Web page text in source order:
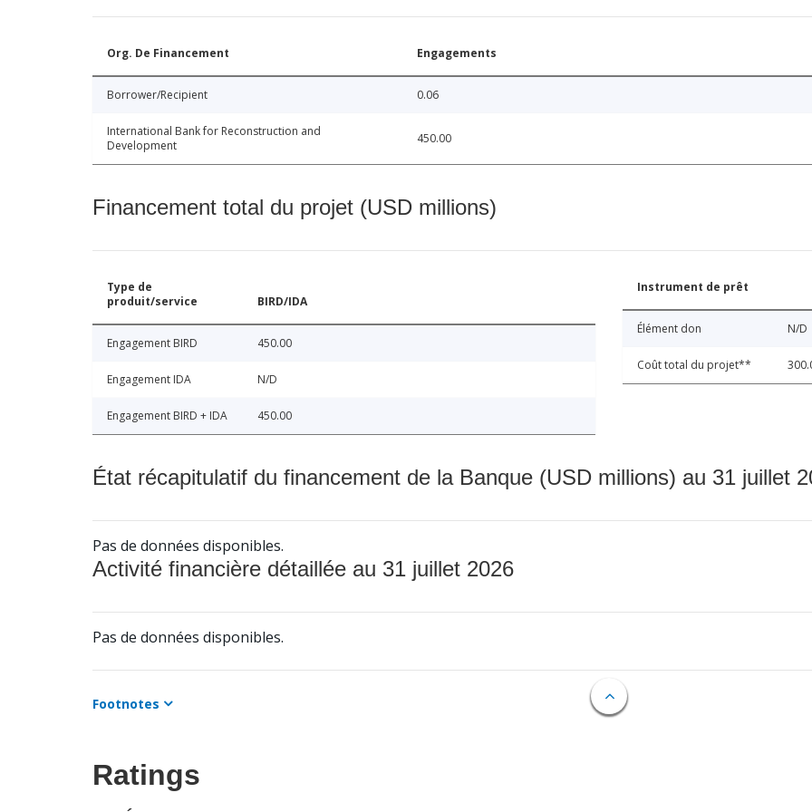
Org. De Financement Engagements
Borrower/Recipient 0.06
International Bank for Reconstruction and
Development
450.00
Financement total du projet (USD millions)
Type de
produit/service
BIRD/IDA
Engagement BIRD 450.00
Engagement IDA N/D
Engagement BIRD + IDA 450.00
Instrument de prêt
Élément don N/D
Coût total du projet**
État récapitulatif du financement de la Banque (USD millions) au 31 juillet
Pas de données disponibles.
Activité financière détaillée au 31 juillet 2026
Pas de données disponibles.
Footnotes
Ratings